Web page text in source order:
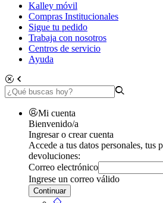
Kalley móvil
Compras Institucionales
Sigue tu pedido
Trabaja con nosotros
Centros de servicio
Ayuda
Mi cuenta
Bienvenido/a
Ingresar o crear cuenta
Accede a tus datos personales, tus
devoluciones:
Correo electrónico
Ingrese un correo válido
Continuar